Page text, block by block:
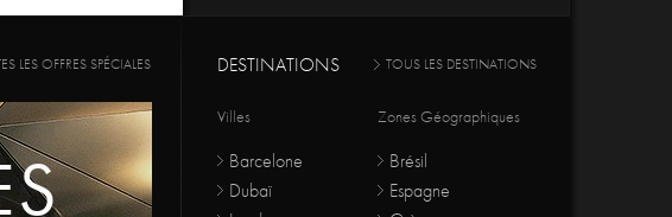
LES OFFRES SPÉCIALES DESTINATIONS TOUS LES DESTINATIONS
Villes
Barcelone
Dubaï
Zones Géographiques
Brésil
Espagne